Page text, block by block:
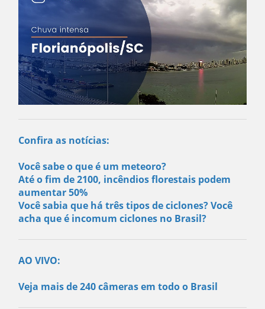
Confira as notícias:
Você sabe o que é um meteoro?
Até o fim de 2100, incêndios florestais podem
aumentar 50%
Você sabia que há três tipos de ciclones? Você
acha que é incomum ciclones no Brasil?
AO VIVO:
Veja mais de 240 câmeras em todo o Brasil